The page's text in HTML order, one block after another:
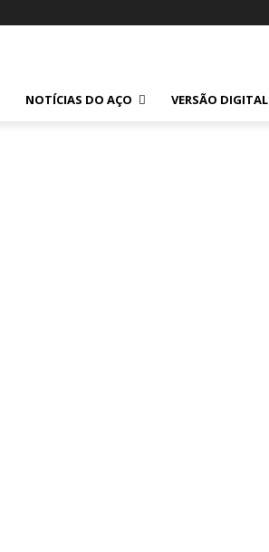
NOTÍCIAS DO AÇO VERSÃO DIGITAL